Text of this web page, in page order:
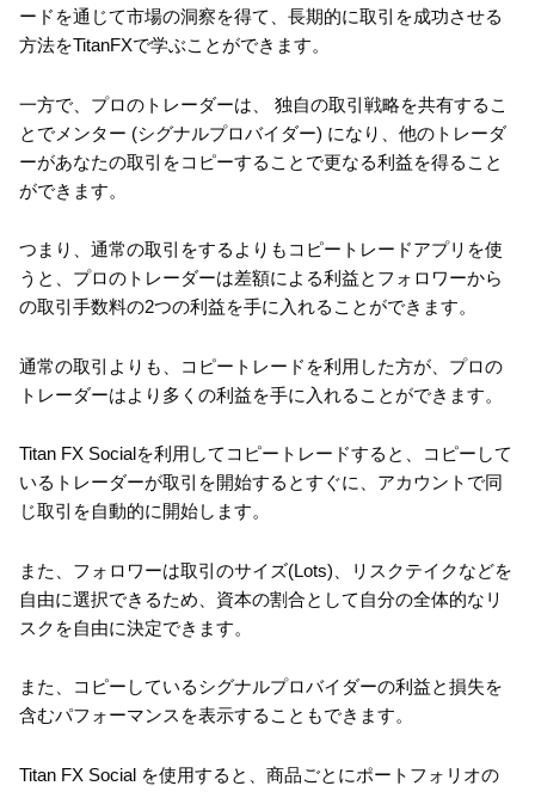
ードを通じて市場の洞察を得て、長期的に取引を成功させる
方法をTitanFXで学ぶことができます。
一方で、プロのトレーダーは、 独自の取引戦略を共有するこ
とでメンター (シグナルプロバイダー) になり、他のトレーダ
ーがあなたの取引をコピーすることで更なる利益を得ること
ができます。
つまり、通常の取引をするよりもコピートレードアプリを使
うと、プロのトレーダーは差額による利益とフォロワーから
の取引手数料の2つの利益を手に入れることができます。
通常の取引よりも、コピートレードを利用した方が、プロの
トレーダーはより多くの利益を手に入れることができます。
Titan FX Socialを利用してコピートレードすると、コピーして
いるトレーダーが取引を開始するとすぐに、アカウントで同
じ取引を自動的に開始します。
また、フォロワーは取引のサイズ(Lots)、リスクテイクなどを
自由に選択できるため、資本の割合として自分の全体的なリ
スクを自由に決定できます。
また、コピーしているシグナルプロバイダーの利益と損失を
含むパフォーマンスを表示することもできます。
Titan FX Social を使用すると、商品ごとにポートフォリオの